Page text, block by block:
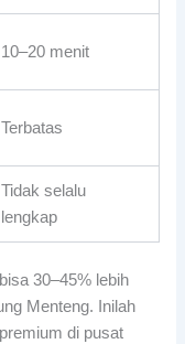
10–20 menit
Terbatas
Tidak selalu
lengkap
30–45% lebih
Menteng. Inilah
di pusat